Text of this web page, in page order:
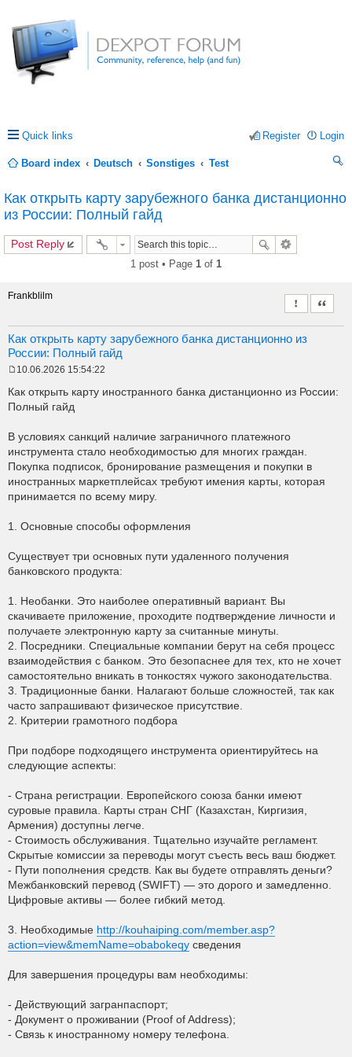
Quick links Login
Register
Board index Deutsch Sonstiges
Test
Как открыть карту зарубежного банка дистанционно
из России: Полный гайд
Post Reply
1 post • Page 1 of 1
Frankblilm
Как открыть карту зарубежного банка дистанционно из
России: Полный гайд
Report this
Quote
o
t
10.06.2026 15:54:22
Как открыть карту иностранного банка дистанционно из России:
Полный гайд
В условиях санкций наличие заграничного платежного
инструмента стало необходимостью для многих граждан.
Покупка подписок, бронирование размещения и покупки в
иностранных маркетплейсах требуют имения карты, которая
принимается по всему миру.
1. Основные способы оформления
Существует три основных пути удаленного получения
банковского продукта:
1. Необанки. Это наиболее оперативный вариант. Вы
скачиваете приложение, проходите подтверждение личности и
получаете электронную карту за считанные минуты.
2. Посредники. Специальные компании берут на себя процесс
взаимодействия с банком. Это безопаснее для тех, кто не хочет
самостоятельно вникать в тонкостях чужого законодательства.
3. Традиционные банки. Налагают больше сложностей, так как
часто запрашивают физическое присутствие.
2. Критерии грамотного подбора
При подборе подходящего инструмента ориентируйтесь на
следующие аспекты:
- Страна регистрации. Европейского союза банки имеют
суровые правила. Карты стран СНГ (Казахстан, Киргизия,
Армения) доступны легче.
- Стоимость обслуживания. Тщательно изучайте регламент.
Скрытые комиссии за переводы могут съесть весь ваш бюджет.
- Пути пополнения средств. Как вы будете отправлять деньги?
Межбанковский перевод (SWIFT) — это дорого и замедленно.
Цифровые активы — более гибкий метод.
3. Необходимые http://kouhaiping.com/member.asp?
action=view&memName=obabokeqy сведения
Для завершения процедуры вам необходимы:
- Действующий загранпаспорт;
- Документ о проживании (Proof of Address);
- Связь к иностранному номеру телефона.